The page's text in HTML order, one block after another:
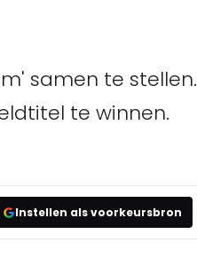
samen te stellen.
te winnen.
Instellen als voorkeursbron